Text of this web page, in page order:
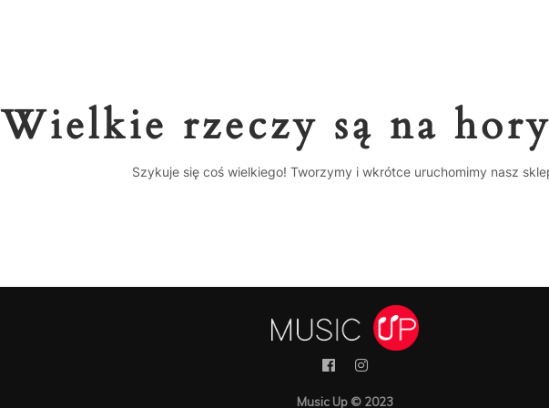
Wielkie rzeczy są na
Szykuje się coś wielkiego! Tworzymy i wkrótce uruchomimy nasz
Music Up © 2023